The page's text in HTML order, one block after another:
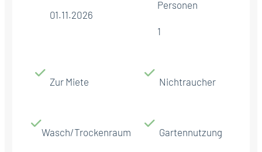
01.11.2026
Personen
1
Zur Miete Nichtraucher
Wasch/Trockenraum Gartennutzung